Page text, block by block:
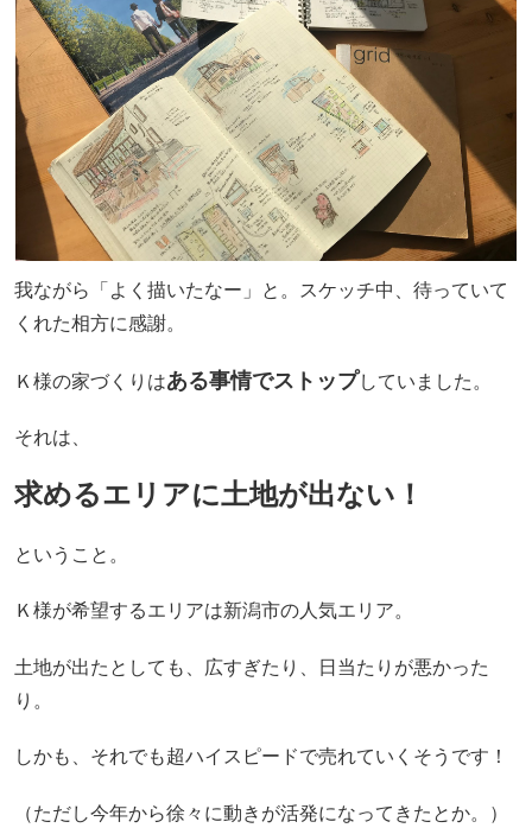
我ながら「よく描いたなー」と。スケッチ中、待っていて
くれた相方に感謝。
Ｋ様の家づくりはある事情でストップしていました。
それは、
求めるエリアに土地が出ない！
ということ。
Ｋ様が希望するエリアは新潟市の人気エリア。
土地が出たとしても、広すぎたり、日当たりが悪かった
り。
しかも、それでも超ハイスピードで売れていくそうです！
（ただし今年から徐々に動きが活発になってきたとか。）